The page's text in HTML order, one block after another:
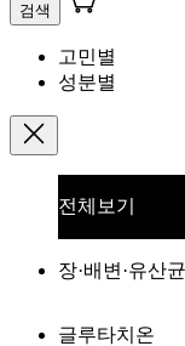
검색
고민별
성분별
전체보기
장·배변·유산균
글루타치온